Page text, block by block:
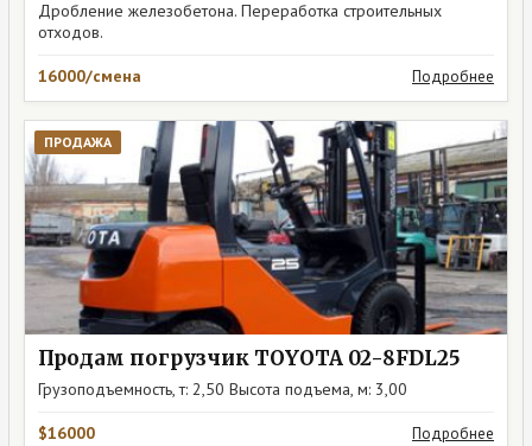
Дробление железобетона. Переработка строительных
отходов.
16000/смена Подробнее
ПРОДАЖА
Продам погрузчик TOYOTA 02-8FDL25
Грузоподъемность, т: 2,50 Высота подъема, м: 3,00
$16000 Подробнее